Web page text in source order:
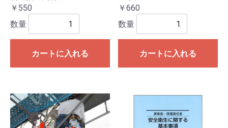
￥550
数量
カートに入れる
￥660
数量
カートに入れる